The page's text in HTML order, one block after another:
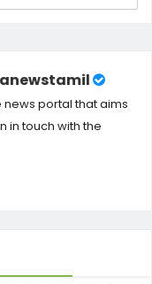
news portal that aims
in touch with the